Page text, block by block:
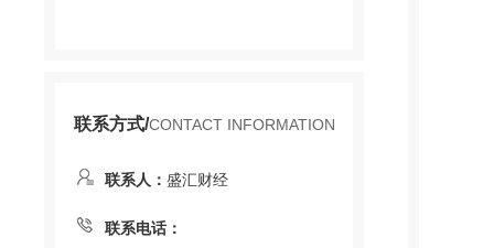
联系方式/CONTACT INFORMATION
联系人： 盛汇财经
联系电话：